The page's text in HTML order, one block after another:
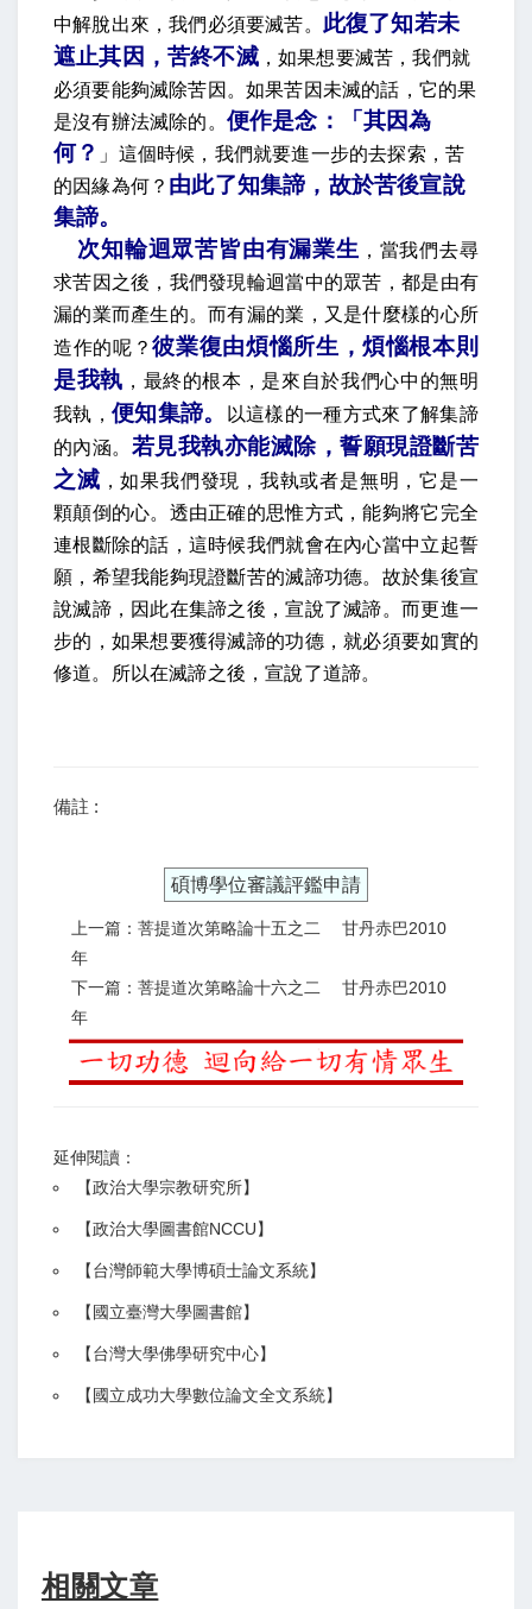
中解脫出來，我們必須要滅苦。 此復了知若未
遮止其因，苦終不滅，如果想要滅苦，我們就
必須要能夠滅除苦因。如果苦因未滅的話，它的果
是沒有辦法滅除的。 便作是念：「其因為
何？ 」 這個時候，我們就要進一步的去探索，苦
的因緣為何？ 由此了知集諦，故於苦後宣說
集諦。
次知輪迴眾苦皆由有漏業生 ，當我們去尋
求苦因之後，我們發現輪迴當中的眾苦，都是由有
漏的業而產生的。而有漏的業，又是什麼樣的心所
造作的呢？彼業復由煩惱所生，煩惱根本則
是我執 ，最終的根本，是來自於我們心中的無明
我執，便知集諦。
以這樣的一種方式來了解集諦
的內涵。 若見我執亦能滅除，誓願現證斷苦
之滅 ，如果我們發現，我執或者是無明，它是一
顆顛倒的心。透由正確的思惟方式，能夠將它完全
連根斷除的話，這時候我們就會在內心當中立起誓
願，希望我能夠現證斷苦的滅諦功德。故於集後宣
說滅諦，因此在集諦之後，宣說了滅諦。而更進一
步的，如果想要獲得滅諦的功德，就必須要如實的
修道。所以在滅諦之後，宣說了道諦。
備註 :
碩博學位審議評鑑申請
上一篇：菩提道次第略論十五之二 甘丹赤巴2010
年
下一篇：菩提道次第略論十六之二 甘丹赤巴2010
年
延伸閱讀：
【政治大學宗教研究所】
【政治大學圖書館NCCU】
【台灣師範大學博碩士論文系統】
【 國立臺灣大學圖書館】
【台灣大學佛學研究中心】
【 國立成功大學數位論文全文系統】
相關文章